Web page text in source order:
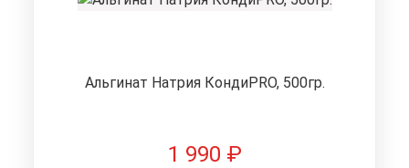
Альгинат Натрия КондиPRO, 500гр.
1 990 ₽